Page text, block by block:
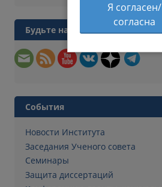
Будьте на связи
События
Новости Института
Заседания Ученого совета
Семинары
Защита диссертаций
Я согласен/
согласна